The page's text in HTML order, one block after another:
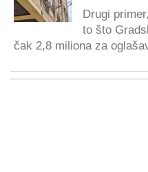
Drugi
to što
čak 2,8 miliona za